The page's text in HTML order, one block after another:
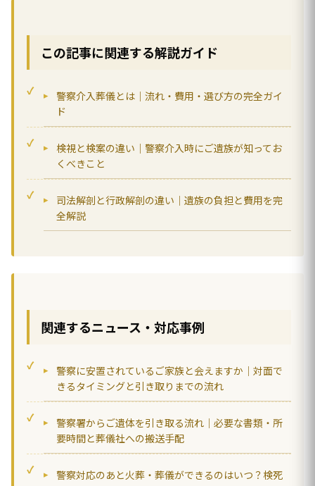
この記事に関連する解説ガイド
警察介入葬儀とは｜流れ・費用・選び方の完全ガイ
ド
検視と検案の違い｜警察介入時にご遺族が知ってお
くべきこと
司法解剖と行政解剖の違い｜遺族の負担と費用を完
全解説
関連するニュース・対応事例
警察に安置されているご家族と会えますか｜対面で
きるタイミングと引き取りまでの流れ
警察署からご遺体を引き取る流れ｜必要な書類・所
要時間と葬儀社への搬送手配
警察対応のあと火葬・葬儀ができるのはいつ？検死